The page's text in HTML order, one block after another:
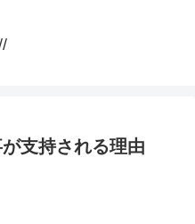
支持される理由